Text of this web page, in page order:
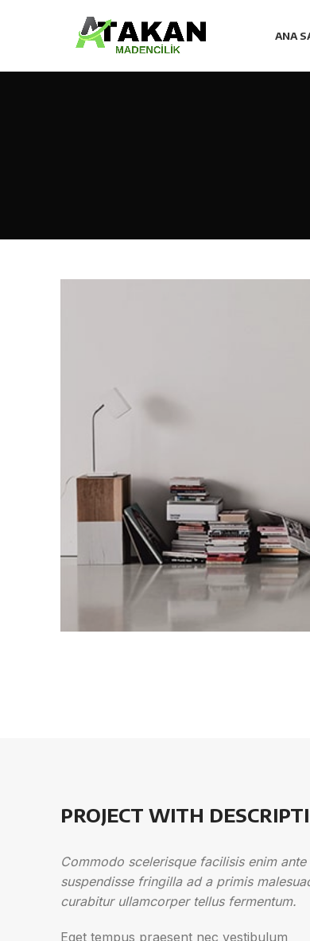
ANA
PROJECT WITH
Commodo scelerisque facilisis enim ante
suspendisse fringilla ad a primis
curabitur ullamcorper tellus fermentum.
Eget tempus praesent nec vestibulum